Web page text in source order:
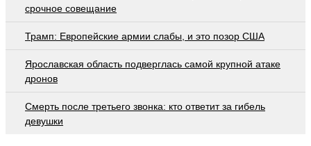
срочное совещание
Трамп: Европейские армии слабы, и это позор США
Ярославская область подверглась самой крупной атаке
дронов
Смерть после третьего звонка: кто ответит за гибель
девушки